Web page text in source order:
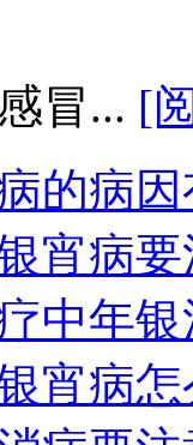
冒... [
的病
宵病
中年
宵病